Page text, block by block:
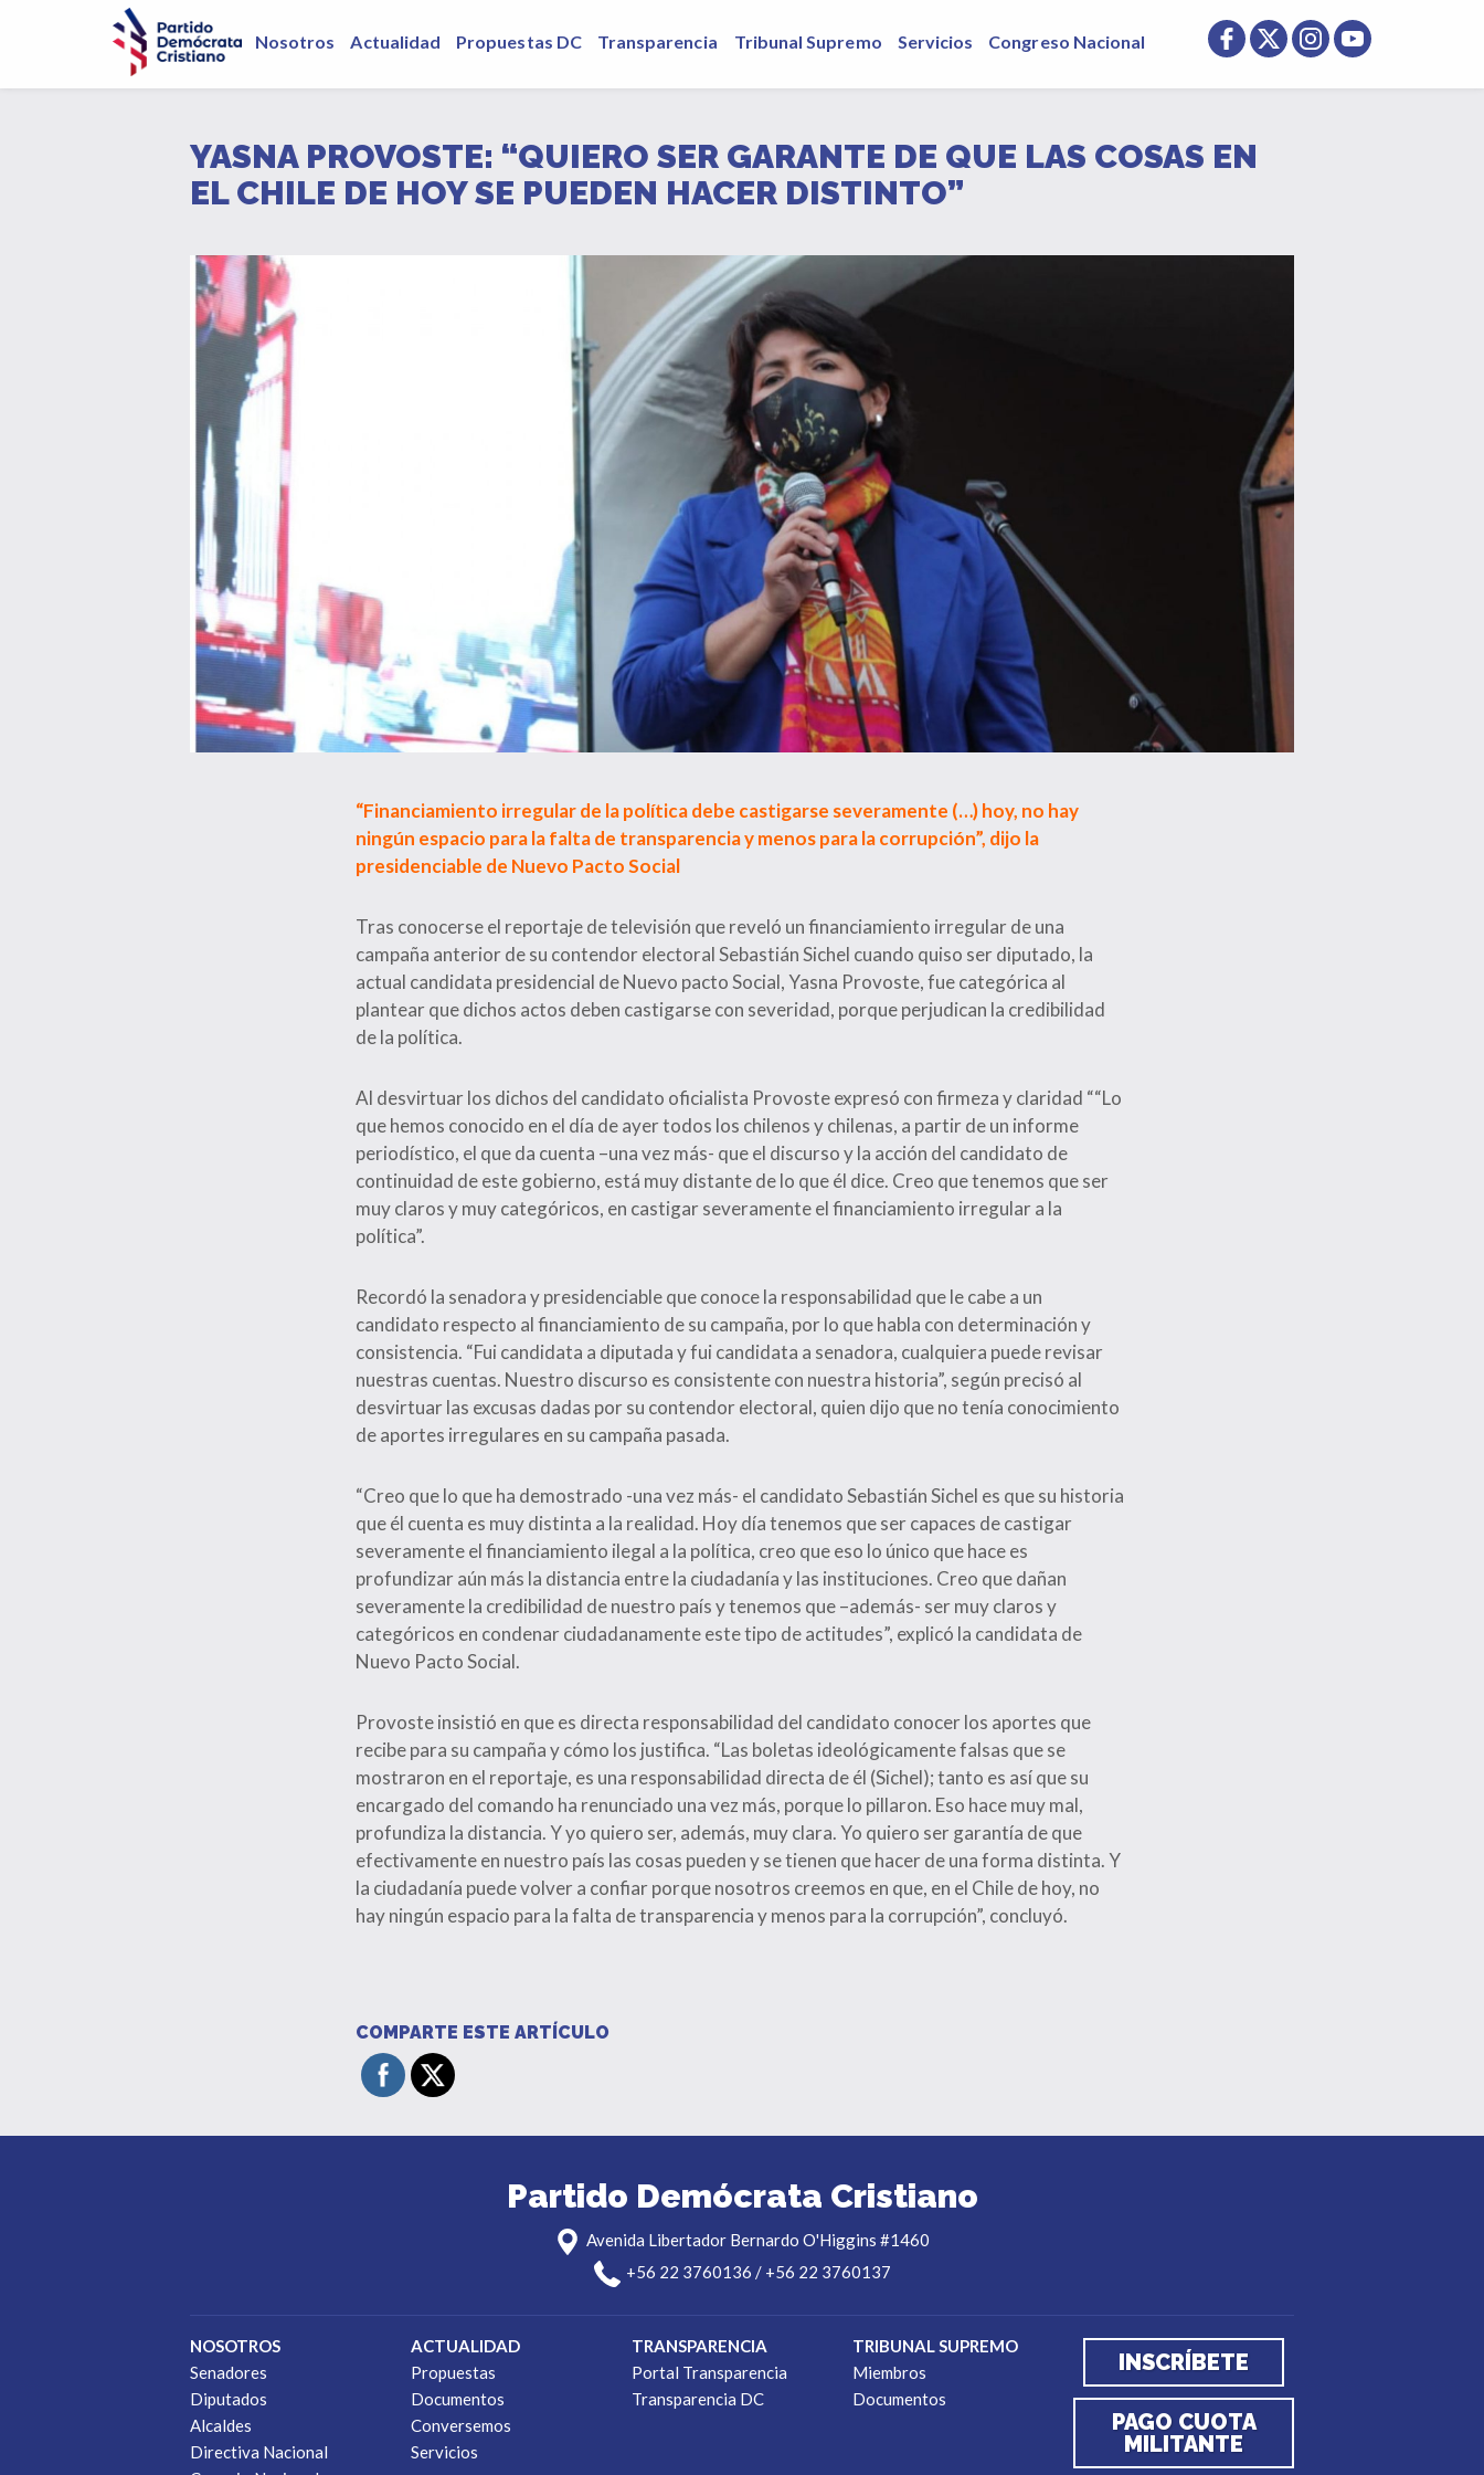
Nosotros Actualidad Propuestas DC Transparencia Tribunal Supremo Servicios Congreso Nacional
YASNA PROVOSTE: “QUIERO SER GARANTE DE QUE LAS COSAS EN
EL CHILE DE HOY SE PUEDEN HACER DISTINTO”
“Financiamiento irregular de la política debe castigarse severamente (…) hoy, no hay
ningún espacio para la falta de transparencia y menos para la corrupción”, dijo la
presidenciable de Nuevo Pacto Social
Tras conocerse el reportaje de televisión que reveló un financiamiento irregular de una
campaña anterior de su contendor electoral Sebastián Sichel cuando quiso ser diputado, la
actual candidata presidencial de Nuevo pacto Social, Yasna Provoste, fue categórica al
plantear que dichos actos deben castigarse con severidad, porque perjudican la credibilidad
de la política.
Al desvirtuar los dichos del candidato oficialista Provoste expresó con firmeza y claridad ““Lo
que hemos conocido en el día de ayer todos los chilenos y chilenas, a partir de un informe
periodístico, el que da cuenta –una vez más- que el discurso y la acción del candidato de
continuidad de este gobierno, está muy distante de lo que él dice. Creo que tenemos que ser
muy claros y muy categóricos, en castigar severamente el financiamiento irregular a la
política”.
Recordó la senadora y presidenciable que conoce la responsabilidad que le cabe a un
candidato respecto al financiamiento de su campaña, por lo que habla con determinación y
consistencia. “Fui candidata a diputada y fui candidata a senadora, cualquiera puede revisar
nuestras cuentas. Nuestro discurso es consistente con nuestra historia”, según precisó al
desvirtuar las excusas dadas por su contendor electoral, quien dijo que no tenía conocimiento
de aportes irregulares en su campaña pasada.
“Creo que lo que ha demostrado -una vez más- el candidato Sebastián Sichel es que su historia
que él cuenta es muy distinta a la realidad. Hoy día tenemos que ser capaces de castigar
severamente el financiamiento ilegal a la política, creo que eso lo único que hace es
profundizar aún más la distancia entre la ciudadanía y las instituciones. Creo que dañan
severamente la credibilidad de nuestro país y tenemos que –además- ser muy claros y
categóricos en condenar ciudadanamente este tipo de actitudes”, explicó la candidata de
Nuevo Pacto Social.
Provoste insistió en que es directa responsabilidad del candidato conocer los aportes que
recibe para su campaña y cómo los justifica. “Las boletas ideológicamente falsas que se
mostraron en el reportaje, es una responsabilidad directa de él (Sichel); tanto es así que su
encargado del comando ha renunciado una vez más, porque lo pillaron. Eso hace muy mal,
profundiza la distancia. Y yo quiero ser, además, muy clara. Yo quiero ser garantía de que
efectivamente en nuestro país las cosas pueden y se tienen que hacer de una forma distinta. Y
la ciudadanía puede volver a confiar porque nosotros creemos en que, en el Chile de hoy, no
hay ningún espacio para la falta de transparencia y menos para la corrupción”, concluyó.
COMPARTE ESTE ARTÍCULO
Partido Demócrata Cristiano
Avenida Libertador Bernardo O'Higgins #1460
+56 22 3760136 / +56 22 3760137
NOSOTROS
Senadores
Diputados
Alcaldes
Directiva Nacional
ACTUALIDAD
Propuestas
Documentos
Conversemos
Servicios
TRANSPARENCIA
Portal Transparencia
Transparencia DC
TRIBUNAL SUPREMO
Miembros
Documentos
INSCRÍBETE
PAGO CUOTA
MILITANTE